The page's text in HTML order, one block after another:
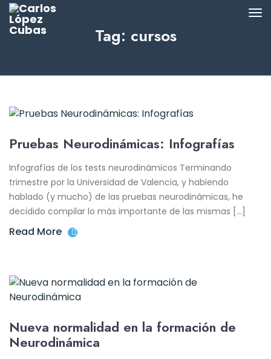
Tag: cursos
Pruebas Neurodinámicas: Infografías
Infografías de los tests neurodinámicos Terminando
trimestre por la Universidad de Valencia, y habiendo
hablado (y mucho) de las pruebas neurodinámicas, he
decidido compilar lo más importante de las mismas […]
Read More
Nueva normalidad en la formación de
Neurodinámica